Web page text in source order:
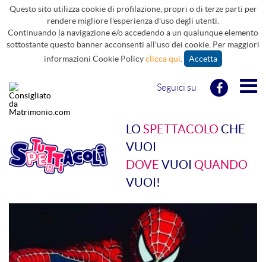
Questo sito utilizza cookie di profilazione, propri o di terze parti per
rendere migliore l'esperienza d'uso degli utenti.
Continuando la navigazione e/o accedendo a un qualunque elemento
sottostante questo banner acconsenti all'uso dei cookie. Per maggiori
informazioni Cookie Policyclicca qui Accetta
Seguici su
LO SPETTACOLO CHE
VUOI
DOVE VUOI QUANDO
VUOI!